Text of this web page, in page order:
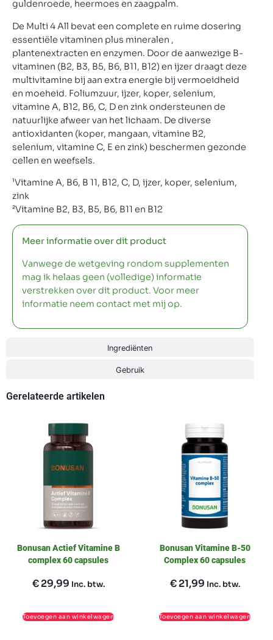
Ingrediënten
Gebruik
guldenroede, heermoes en zaagpalm.
De Multi 4 All bevat een complete en ruime dosering
essentiële vitaminen plus mineralen ,
plantenextracten en enzymen. Door de aanwezige B-
vitaminen (B2, B3, B5, B6, B11, B12) en ijzer draagt deze
multivitamine bij aan extra energie bij vermoeidheid
en moeheid. Foliumzuur, ijzer, koper, selenium,
vitamine A, B12, B6, C, D en zink ondersteunen de
natuurlijke afweer van het lichaam. De diverse
antioxidanten (koper, mangaan, vitamine B2,
selenium, vitamine C, E en zink) beschermen gezonde
cellen en weefsels.
¹Vitamine A, B6, B 11, B12, C, D, ijzer, koper, selenium,
zink
²Vitamine B2, B3, B5, B6, B11 en B12
Meer informatie over dit product
Vanwege de wetgeving rondom supplementen
mag ik helaas geen (volledige) informatie
verstrekken over dit product. Voor meer
informatie neem contact met mij op.
Gerelateerde artikelen
Bonusan Actief Vitamine B
complex 60 capsules
€29,99 Inc. btw.
Toevoegen aan winkelwagen
Bonusan Vitamine B-50
Complex 60 capsules
€21,99 Inc. btw.
Toevoegen aan winkelwagen